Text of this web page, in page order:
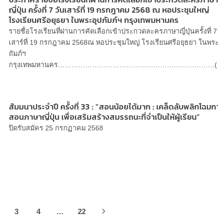
ญี่ปุ่น ครั้งที่ 7 วันเสาร์ที่ 19 กรกฎาคม 2568 ณ หอประชุมใหญ่
โรงเรียนศรีอยุธยา ในพระอุปภัมภ์ฯ กรุงเทพมหานคร
รายชื่อโรงเรียนที่ผ่านการคัดเลือกเข้าประกวดละครภาษาญี่ปุ่นครั้งที่
เสาร์ที่ 19 กรกฎาคม 2568ณ หอประชุมใหญ่ โรงเรียนศรีอยุธยา ในพร
ถัมภ์ฯ
กรุงเทพมหานคร……………………………………………………………(
สัมมนาประจำปี ครั้งที่ 33 : “สอนน้อยได้มาก : เคล็ดลับพลิกโฉมก
สอนภาษาญี่ปุ่น เพื่อเสริมสร้างสมรรถนะที่จำเป็นให้ผู้เรียน”
ปิดรับสมัคร 25 กรกฏาคม 2568
3 4 … 22